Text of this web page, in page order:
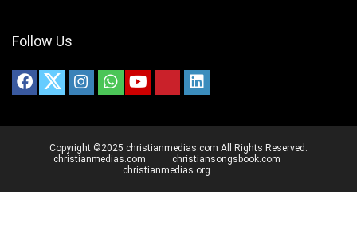
Follow Us
Copyright ©2025 christianmedias.com All Rights Reserved.
christianmedias.com
christiansongsbook.com
christianmedias.org